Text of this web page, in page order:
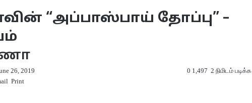
“அப்பாஸ்பாய் தோப்பு” –
26, 2019 0 1,497 2 நிமிடம் படிக்க
Print